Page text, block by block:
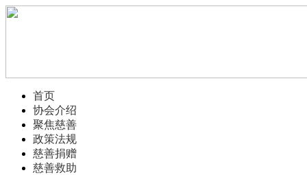
首页
协会介绍
聚焦慈善
政策法规
慈善捐赠
慈善救助